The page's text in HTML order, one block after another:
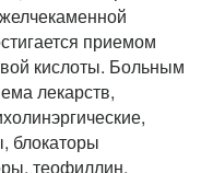
приемом
кислоты. Больным
лекарств,
блокаторы
теофиллин,